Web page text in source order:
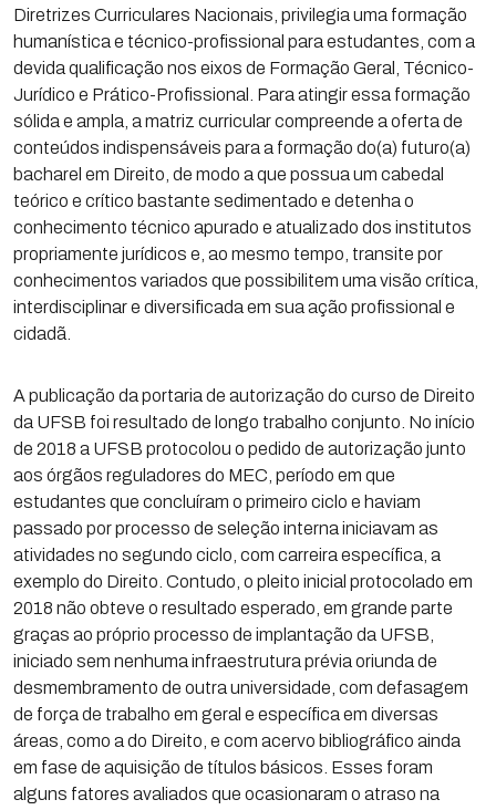
Diretrizes Curriculares Nacionais, privilegia uma formação
humanística e técnico-profissional para estudantes, com a
devida qualificação nos eixos de Formação Geral, Técnico-
Jurídico e Prático-Profissional. Para atingir essa formação
sólida e ampla, a matriz curricular compreende a oferta de
conteúdos indispensáveis para a formação do(a) futuro(a)
bacharel em Direito, de modo a que possua um cabedal
teórico e crítico bastante sedimentado e detenha o
conhecimento técnico apurado e atualizado dos institutos
propriamente jurídicos e, ao mesmo tempo, transite por
conhecimentos variados que possibilitem uma visão crítica,
interdisciplinar e diversificada em sua ação profissional e
cidadã.
A publicação da portaria de autorização do curso de Direito
da UFSB foi resultado de longo trabalho conjunto. No início
de 2018 a UFSB protocolou o pedido de autorização junto
aos órgãos reguladores do MEC, período em que
estudantes que concluíram o primeiro ciclo e haviam
passado por processo de seleção interna iniciavam as
atividades no segundo ciclo, com carreira específica, a
exemplo do Direito. Contudo, o pleito inicial protocolado em
2018 não obteve o resultado esperado, em grande parte
graças ao próprio processo de implantação da UFSB,
iniciado sem nenhuma infraestrutura prévia oriunda de
desmembramento de outra universidade, com defasagem
de força de trabalho em geral e específica em diversas
áreas, como a do Direito, e com acervo bibliográfico ainda
em fase de aquisição de títulos básicos. Esses foram
alguns fatores avaliados que ocasionaram o atraso na